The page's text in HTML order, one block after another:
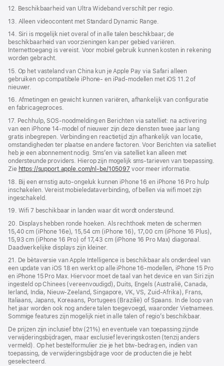
12. Beschikbaarheid van Ultra Wideband verschilt per regio.
13. Alleen videocontent met Standard Dynamic Range.
14. Siri is mogelijk niet overal of in alle talen beschikbaar; de
beschikbaarheid van voorzieningen kan per gebied variëren.
Internettoegang is vereist. Voor mobiel gebruik kunnen kosten in rekening
worden gebracht.
15. Op het vasteland van China kun je Apple Pay via Safari alleen
gebruiken op compatibele iPhone‑ en iPad-modellen met iOS 11.2 of
nieuwer.
16. Afmetingen en gewicht kunnen variëren, afhankelijk van configuratie
en fabricageproces.
17. Pechhulp, SOS-noodmelding en Berichten via satelliet: na activering
van een iPhone 14-model of nieuwer zijn deze diensten twee jaar lang
gratis inbegrepen. Verbinding en reactie­tijd zijn afhankelijk van locatie,
omstandigheden ter plaatse en andere factoren. Voor Berichten via satelliet
heb je een abonnement nodig. Sms’en via satelliet kan alleen met
ondersteunde providers. Hierop zijn mogelijk sms-tarieven van toepassing.
Zie https://support.apple.com/nl-be/105097voor meer informatie.
18. Bij een ernstig auto-ongeluk kunnen iPhone 16 en iPhone 16 Pro hulp
inschakelen. Vereist mobiele­data­­verbinding, of bellen via wifi moet zijn
ingeschakeld.
19. Wifi 7 beschikbaar in landen waar dit wordt ondersteund.
20. Displays hebben ronde hoeken. Als rechthoek meten de schermen
15,40 cm (iPhone 16e), 15,54 cm (iPhone 16), 17,00 cm (iPhone 16 Plus),
15,93 cm (iPhone 16 Pro) of 17,43 cm (iPhone 16 Pro Max) diagonaal.
Daadwerkelijke displays zijn kleiner.
21. De bètaversie van Apple Intelligence is beschikbaar als onderdeel van
een update van iOS 18 en werkt op alle iPhone 16-modellen, iPhone 15 Pro
en iPhone 15 Pro Max. Hiervoor moet de taal van het device en van Siri zijn
ingesteld op Chinees (vereenvoudigd), Duits, Engels (Australië, Canada,
Ierland, India, Nieuw-Zeeland, Singapore, VK, VS, Zuid-Afrika), Frans,
Italiaans, Japans, Koreaans, Portugees (Brazilië) of Spaans. In de loop van
het jaar worden ook nog andere talen toegevoegd, waaronder Vietnamees.
Sommige features zijn mogelijk niet in alle talen of regio’s beschikbaar.
De prijzen zijn inclusief btw (21%) en eventuele van toepassing zijnde
verwijderingsbijdragen, maar exclusief leveringskosten (tenzij anders
vermeld). Op het bestelformulier zie je het btw-bedrag en, indien van
toepassing, de verwijderingsbijdrage voor de producten die je hebt
geselecteerd.